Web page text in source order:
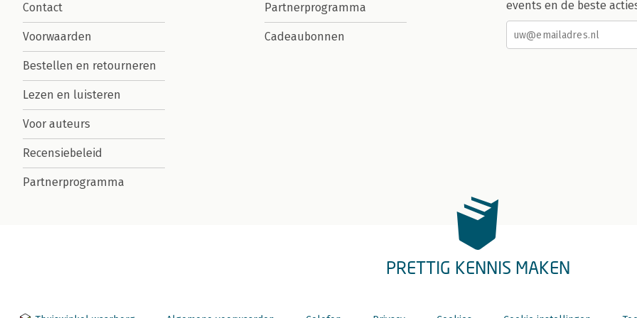
Contact
Voorwaarden
Bestellen en retourneren
Lezen en luisteren
Voor auteurs
Recensiebeleid
Partnerprogramma
Partnerprogramma
Cadeaubonnen
events en de beste
PRETTIG KENNIS MAKEN